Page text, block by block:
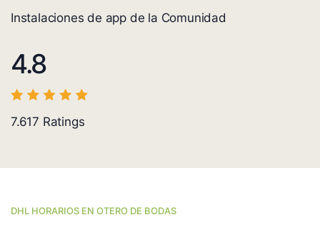
Instalaciones de app de la Comunidad
4.8
7.617 Ratings
DHL HORARIOS EN OTERO DE BODAS